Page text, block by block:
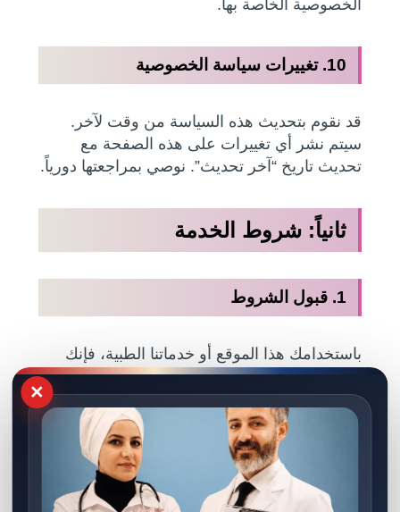
الخصوصية الخاصة بها.
10. تغييرات سياسة الخصوصية
قد نقوم بتحديث هذه السياسة من وقت لآخر.
سيتم نشر أي تغييرات على هذه الصفحة مع
تحديث تاريخ “آخر تحديث”. نوصي بمراجعتها دورياً.
ثانياً: شروط الخدمة
1. قبول الشروط
باستخدامك هذا الموقع أو خدماتنا الطبية، فإنك
توافق على الالتزام بشروط الخدمة هذه. إذا كنت
لا توافق على أي جزء من هذه الشروط، يرجى
عدم استخدام الموقع أو خدماتنا.
الخدماتالمقدمة
×